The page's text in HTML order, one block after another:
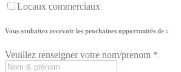
Locaux commerciaux
Vous souhaitez recevoir les prochaines opportunités de :
Veuillez renseigner votre nom/prenom *